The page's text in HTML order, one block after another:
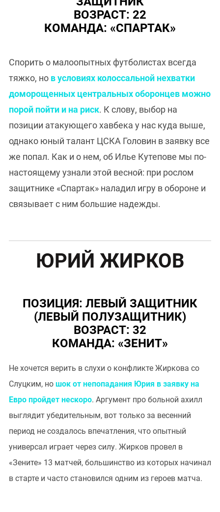
ВОЗРАСТ: 22
КОМАНДА: «СПАРТАК»
Спорить о малоопытных футболистах всегда
тяжко, но в условиях колоссальной нехватки
доморощенных центральных оборонцев можно
порой пойти и на риск. К слову, выбор на
позиции атакующего хавбека у нас куда выше,
однако юный талант ЦСКА Головин в заявку все
же попал. Как и о нем, об Илье Кутепове мы по-
настоящему узнали этой весной: при рослом
защитнике «Спартак» наладил игру в обороне и
связывает с ним большие надежды.
ЮРИЙ ЖИРКОВ
ПОЗИЦИЯ: ЛЕВЫЙ ЗАЩИТНИК
(ЛЕВЫЙ ПОЛУЗАЩИТНИК)
ВОЗРАСТ: 32
КОМАНДА: «ЗЕНИТ»
Не хочется верить в слухи о конфликте Жиркова со
Слуцким, но шок от непопадания Юрия в заявку на
Евро пройдет нескоро. Аргумент про больной ахилл
выглядит убедительным, вот только за весенний
период не создалось впечатления, что опытный
универсал играет через силу. Жирков провел в
«Зените» 13 матчей, большинство из которых начинал
в старте и часто становился одним из героев матча.